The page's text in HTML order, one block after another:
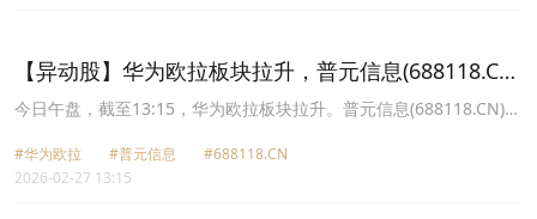
【异动股】华为欧拉板块拉升，普元信息(688118.CN)
涨20.01%
今日午盘，截至13:15，华为欧拉板块拉升。普元信息(688118.CN)涨
软件(300339.CN)涨6.25%报52.05元，软通动力(301236.CN)涨
5.01%报49.67元，宝兰德(688058.CN)涨4.32%报33.59元，宇信科
#华为欧拉 #普元信息
#688118.CN
2026-02-27 13:15